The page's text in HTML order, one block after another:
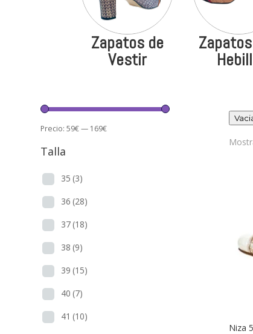
Zapatos de
Vestir
Precio:59€— 169€
Talla
35 (3)
36 (28)
37 (18)
38 (9)
39 (15)
40 (7)
41 (10)
Niza